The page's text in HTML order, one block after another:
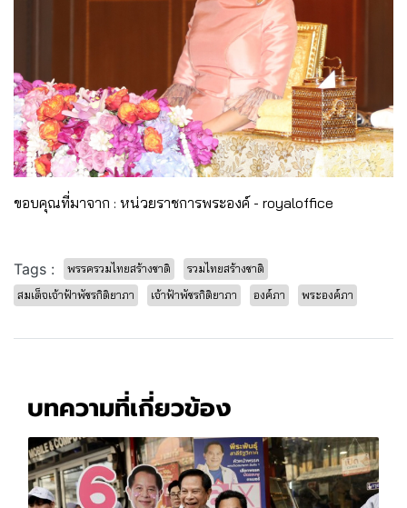
ขอบคุณที่มาจาก : หน่วยราชการพระองค์ - royaloffice
Tags : พรรครวมไทยสร้างชาติ
รวมไทยสร้างชาติ
สมเด็จเจ้าฟ้าพัชรกิติยาภา
เจ้าฟ้าพัชรกิติยาภา องค์ภา พระองค์ภา
บทความที่เกี่ยวข้อง